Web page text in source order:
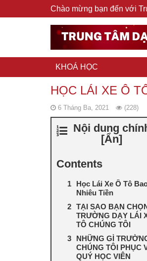
Chào mừng bạn đến với
KHOÁ HỌC
HỌC LÁI XE Ô
6 Tháng Ba, 2021 (228)
Nội dung
[Ẩn]
Contents
Học Lái Xe Ô Tô
Nhiêu Tiền
TẠI SAO BẠN
TRƯỜNG DẠY LÁI
TÔ CHÚNG TÔI
NHỮNG GÌ
CHÚNG TÔI PHỤC
QUÝ HỌC VIÊN